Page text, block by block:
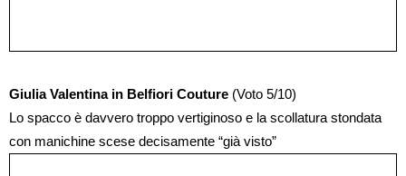
Giulia Valentina in Belfiori Couture (Voto 5/10)
Lo spacco è davvero troppo vertiginoso e la scollatura stondata
con manichine scese decisamente “già visto”